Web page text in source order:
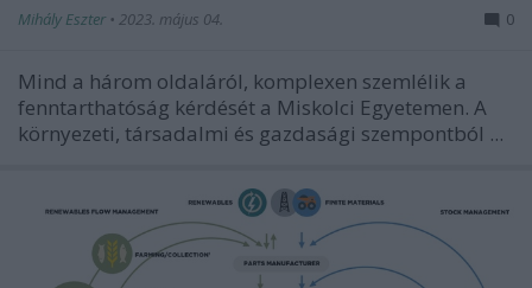
Mihály Eszter • 2023. május 04. 0
Mind a három oldaláról, komplexen szemlélik a
fenntarthatóság kérdését a Miskolci Egyetemen. A
környezeti, társadalmi és gazdasági szempontból ...